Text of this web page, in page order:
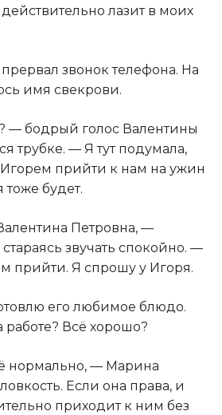
лазит в моих
звонок телефона. На
имя свекрови.
— бодрый голос Валентины
трубке. — Я тут подумала,
Игорем прийти к нам на ужин
тоже будет.
Петровна, —
звучать спокойно. —
прийти. Я спрошу у Игоря.
его любимое блюдо.
работе? Всё хорошо?
нормально, — Марина
Если она права, и
приходит к ним без